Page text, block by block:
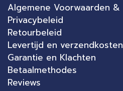
Algemene Voorwaarden &
Privacybeleid
Retourbeleid
Levertijd en verzendkosten
Garantie en Klachten
Betaalmethodes
Reviews